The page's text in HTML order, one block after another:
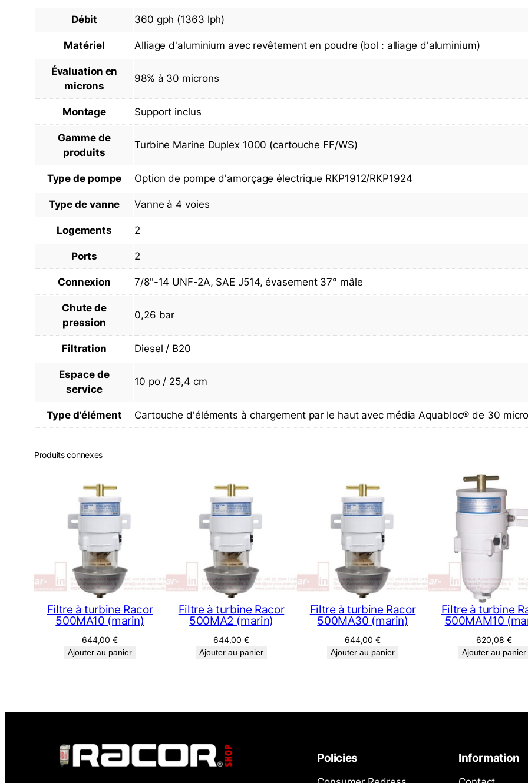
0
0
A
M
3
T
b
n
F
e
(
r
Débit 360 gph (1363 lph)
Matériel Alliage d'aluminium avec revêtement en poudre (bol : alliage d'aluminium)
Évaluation en
microns
98% à 30 microns
Montage Support inclus
Gamme de
produits
Turbine Marine Duplex 1000 (cartouche FF/WS)
Type de pompe Option de pompe d'amorçage électrique RKP1912/RKP1924
Type de vanne Vanne à 4 voies
Logements 2
Ports 2
Connexion 7/8"-14 UNF-2A, SAE J514, évasement 37° mâle
Chute de
pression
0,26 bar
Filtration Diesel / B20
Espace de
service
10 po / 25,4 cm
Type d'élément Cartouche d'éléments à chargement par le haut avec média Aquabloc® de 30
Produits connexes
Filtre à turbine Racor
500MA10 (marin)
644,00€
Ajouter au panier
Filtre à turbine Racor
500MA2 (marin)
644,00€
Ajouter au panier
Filtre à turbine Racor
500MA30 (marin)
644,00€
Ajouter au panier
Filtre à turbine
500MAM10
620,08 €
Ajouter au panier
Policies Information